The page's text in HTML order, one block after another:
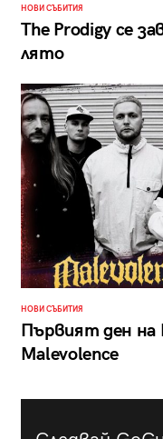
НОВИ СЪБИТИЯ
The Prodigy се
лято
НОВИ СЪБИТИЯ
Първият ден на
Malevolence